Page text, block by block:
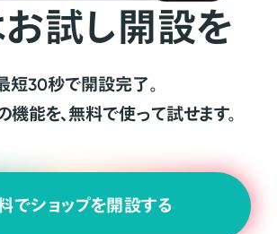
お試し開設を
短30秒で開設完了。
機能を、無料で使って試せます。
でショップを開設する